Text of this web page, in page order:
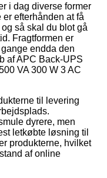
i dag diverse former
efterhånden at få
så skal du blot gå
Fragtformen er
endda den
af APC Back-UPS
VA 300 W 3 AC
til levering
dyrere, men
letkøbte løsning til
produkterne, hvilket
af online